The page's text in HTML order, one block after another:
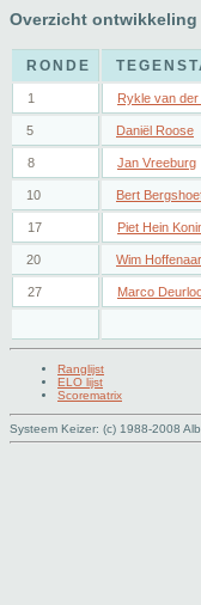
Overzicht ontwikkeling
RONDE
1 Rykle van der
5 Daniël Roose
8 Jan Vreeburg
10 Bert
17 Piet Hein
20 Wim Hoffenaar
27 Marco
Ranglijst
ELO lijst
Scorematrix
Systeem Keizer: (c) 1988-2008